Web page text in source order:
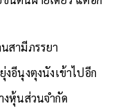
สามีภรรยา
งอีนุงตุงนังเข้าไปอีก
งหุ้นส่วนจำกัด